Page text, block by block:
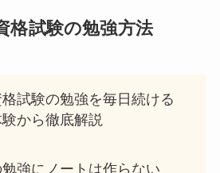
格試験の勉強方法
試験の勉強を毎日続ける
から徹底解説
強にノートは作らない